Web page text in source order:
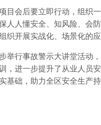
目会后要立即行动，组织
人人懂安全、知风险、会
织开展实战化、场景化的应
举行事故警示大讲堂活动
，进一步提升了从业人员
基础，助力全区安全生产持